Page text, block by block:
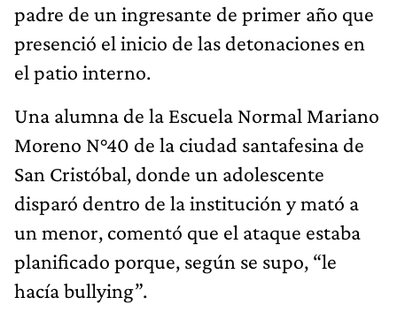
padre de un ingresante de primer año que
presenció el inicio de las detonaciones en
el patio interno.
Una alumna de la Escuela Normal Mariano
Moreno N°40 de la ciudad santafesina de
San Cristóbal, donde un adolescente
disparó dentro de la institución y mató a
un menor, comentó que el ataque estaba
planificado porque, según se supo, “le
hacía bullying”.